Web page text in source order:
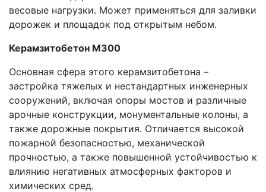
весовые нагрузки. Может применяться для заливки
дорожек и площадок под открытым небом.
Керамзитобетон М300
Основная сфера этого керамзитобетона –
застройка тяжелых и нестандартных инженерных
сооружений, включая опоры мостов и различные
арочные конструкции, монументальные колоны, а
также дорожные покрытия. Отличается высокой
пожарной безопасностью, механической
прочностью, а также повышенной устойчивостью к
влиянию негативных атмосферных факторов и
химических сред.